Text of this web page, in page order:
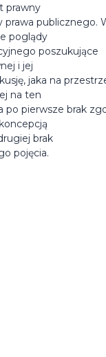
prawny
prawa publicznego.
poglądy
poszukujące
i jej
jaka na
na ten
po pierwsze brak
brak
pojęcia.